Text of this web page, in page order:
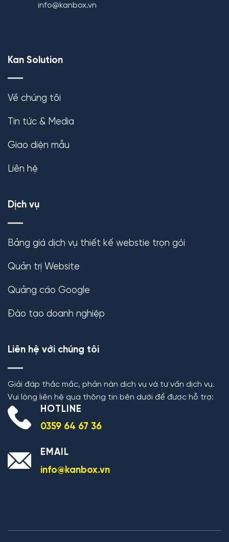
info@kanbox.vn
Kan Solution
Về chúng tôi
Tin tức & Media
Giao diện mẫu
Liên hệ
Dịch vụ
Bảng giá dịch vụ thiết kế webstie trọn gói
Quản trị Website
Quảng cáo Google
Đào tạo doanh nghiệp
Liên hệ với chúng tôi
Giải đáp thắc mắc, phản nàn dịch vụ và tư vấn dịch vụ.
Vui lòng liên hệ qua thông tin bên dưới để được hỗ trợ:
HOTLINE
0359 64 67 36
EMAIL
info@kanbox.vn